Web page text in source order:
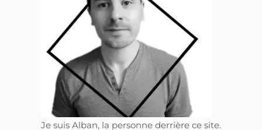
Je suis Alban, la personne derrière ce site.